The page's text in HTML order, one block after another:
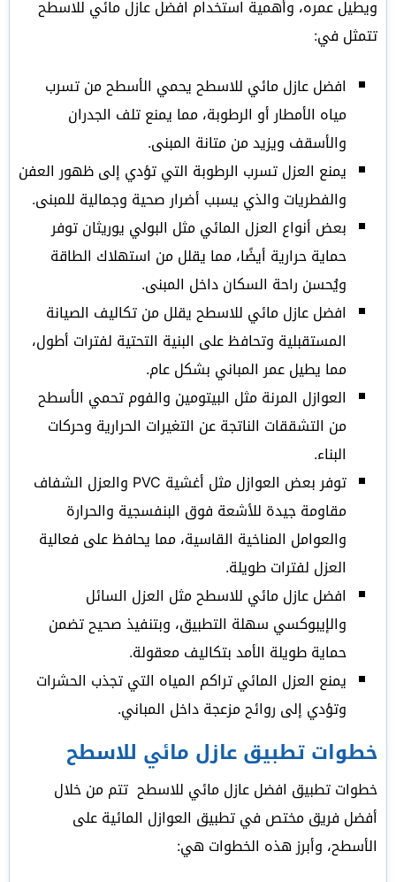
ويطيل عمره، وأهمية استخدام افضل عازل مائي للاسطح
تتمثل في:
افضل عازل مائي للاسطح يحمي الأسطح من تسرب
مياه الأمطار أو الرطوبة، مما يمنع تلف الجدران
والأسقف ويزيد من متانة المبنى.
يمنع العزل تسرب الرطوبة التي تؤدي إلى ظهور العفن
والفطريات والذي يسبب أضرار صحية وجمالية للمبنى.
بعض أنواع العزل المائي مثل البولي يوريثان توفر
حماية حرارية أيضًا، مما يقلل من استهلاك الطاقة
ويُحسن راحة السكان داخل المبنى.
افضل عازل مائي للاسطح يقلل من تكاليف الصيانة
المستقبلية وتحافظ على البنية التحتية لفترات أطول،
مما يطيل عمر المباني بشكل عام.
العوازل المرنة مثل البيتومين والفوم تحمي الأسطح
من التشققات الناتجة عن التغيرات الحرارية وحركات
البناء.
توفر بعض العوازل مثل أغشية PVC والعزل الشفاف
مقاومة جيدة للأشعة فوق البنفسجية والحرارة
والعوامل المناخية القاسية، مما يحافظ على فعالية
العزل لفترات طويلة.
افضل عازل مائي للاسطح مثل العزل السائل
والإيبوكسي سهلة التطبيق، وبتنفيذ صحيح تضمن
حماية طويلة الأمد بتكاليف معقولة.
يمنع العزل المائي تراكم المياه التي تجذب الحشرات
وتؤدي إلى روائح مزعجة داخل المباني.
خطوات تطبيق عازل مائي للاسطح
خطوات تطبيق افضل عازل مائي للاسطح تتم من خلال
أفضل فريق مختص في تطبيق العوازل المائية على
الأسطح، وأبرز هذه الخطوات هي: